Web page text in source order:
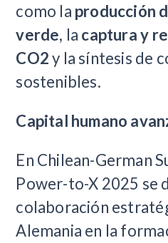
como la producción
verde, la captura y
CO2y la síntesis de
sostenibles.
Capital humano
En Chilean-German
Power-to-X 2025 se
colaboración
Alemania en la